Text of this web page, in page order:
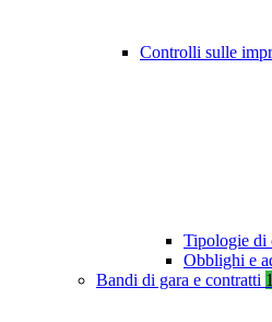
Controlli sulle
Tipologie di
Obblighi e
Bandi di gara e contratti